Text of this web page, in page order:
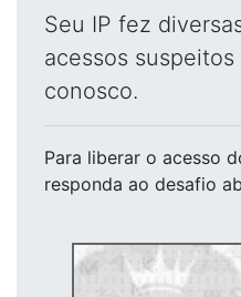
Seu IP fez
acessos
conosco.
Para liberar o acesso
responda ao desafio